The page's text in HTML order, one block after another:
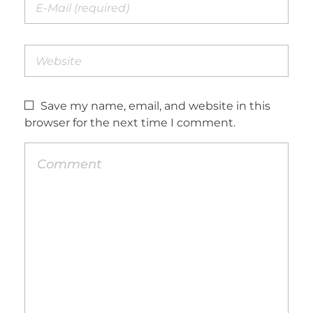
Save my name, email, and website in this
browser for the next time I comment.